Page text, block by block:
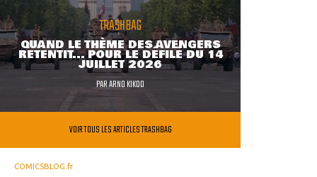
TRASHBAG
QUAND LE THÈME DES AVENGERS
RETENTIT... POUR LE DÉFILÉ DU 14
JUILLET 2026
PARARNO KIKOO
VOIR TOUS LES ARTICLES TRASHBAG
COMICSBLOG.fr